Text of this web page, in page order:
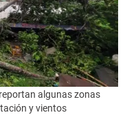
algunas zonas
y vientos